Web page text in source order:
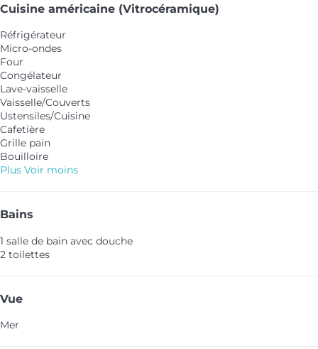
Cuisine américaine (Vitrocéramique)
Réfrigérateur
Micro-ondes
Four
Congélateur
Lave-vaisselle
Vaisselle/Couverts
Ustensiles/Cuisine
Cafetière
Grille pain
Bouilloire
Plus Voir moins
Bains
1 salle de bain avec douche
2 toilettes
Vue
Mer